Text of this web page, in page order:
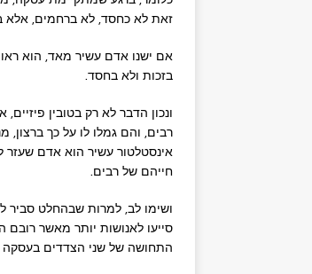
זאת לא כחסד, לא ברחמים, אלא
אם ישנו אדם עשיר מאד, הוא
בזכות ולא בחסד.
ונכון הדבר לא רק בטובין
רבים, והם גמלו לו על כך
אינסטלטור עשיר הוא אדם
חייהם של רבים.
ושימו לב, למרות שבהחלט סביר
סייעו לאנושות יותר מאשר
התחושה של שני הצדדים בעסקה